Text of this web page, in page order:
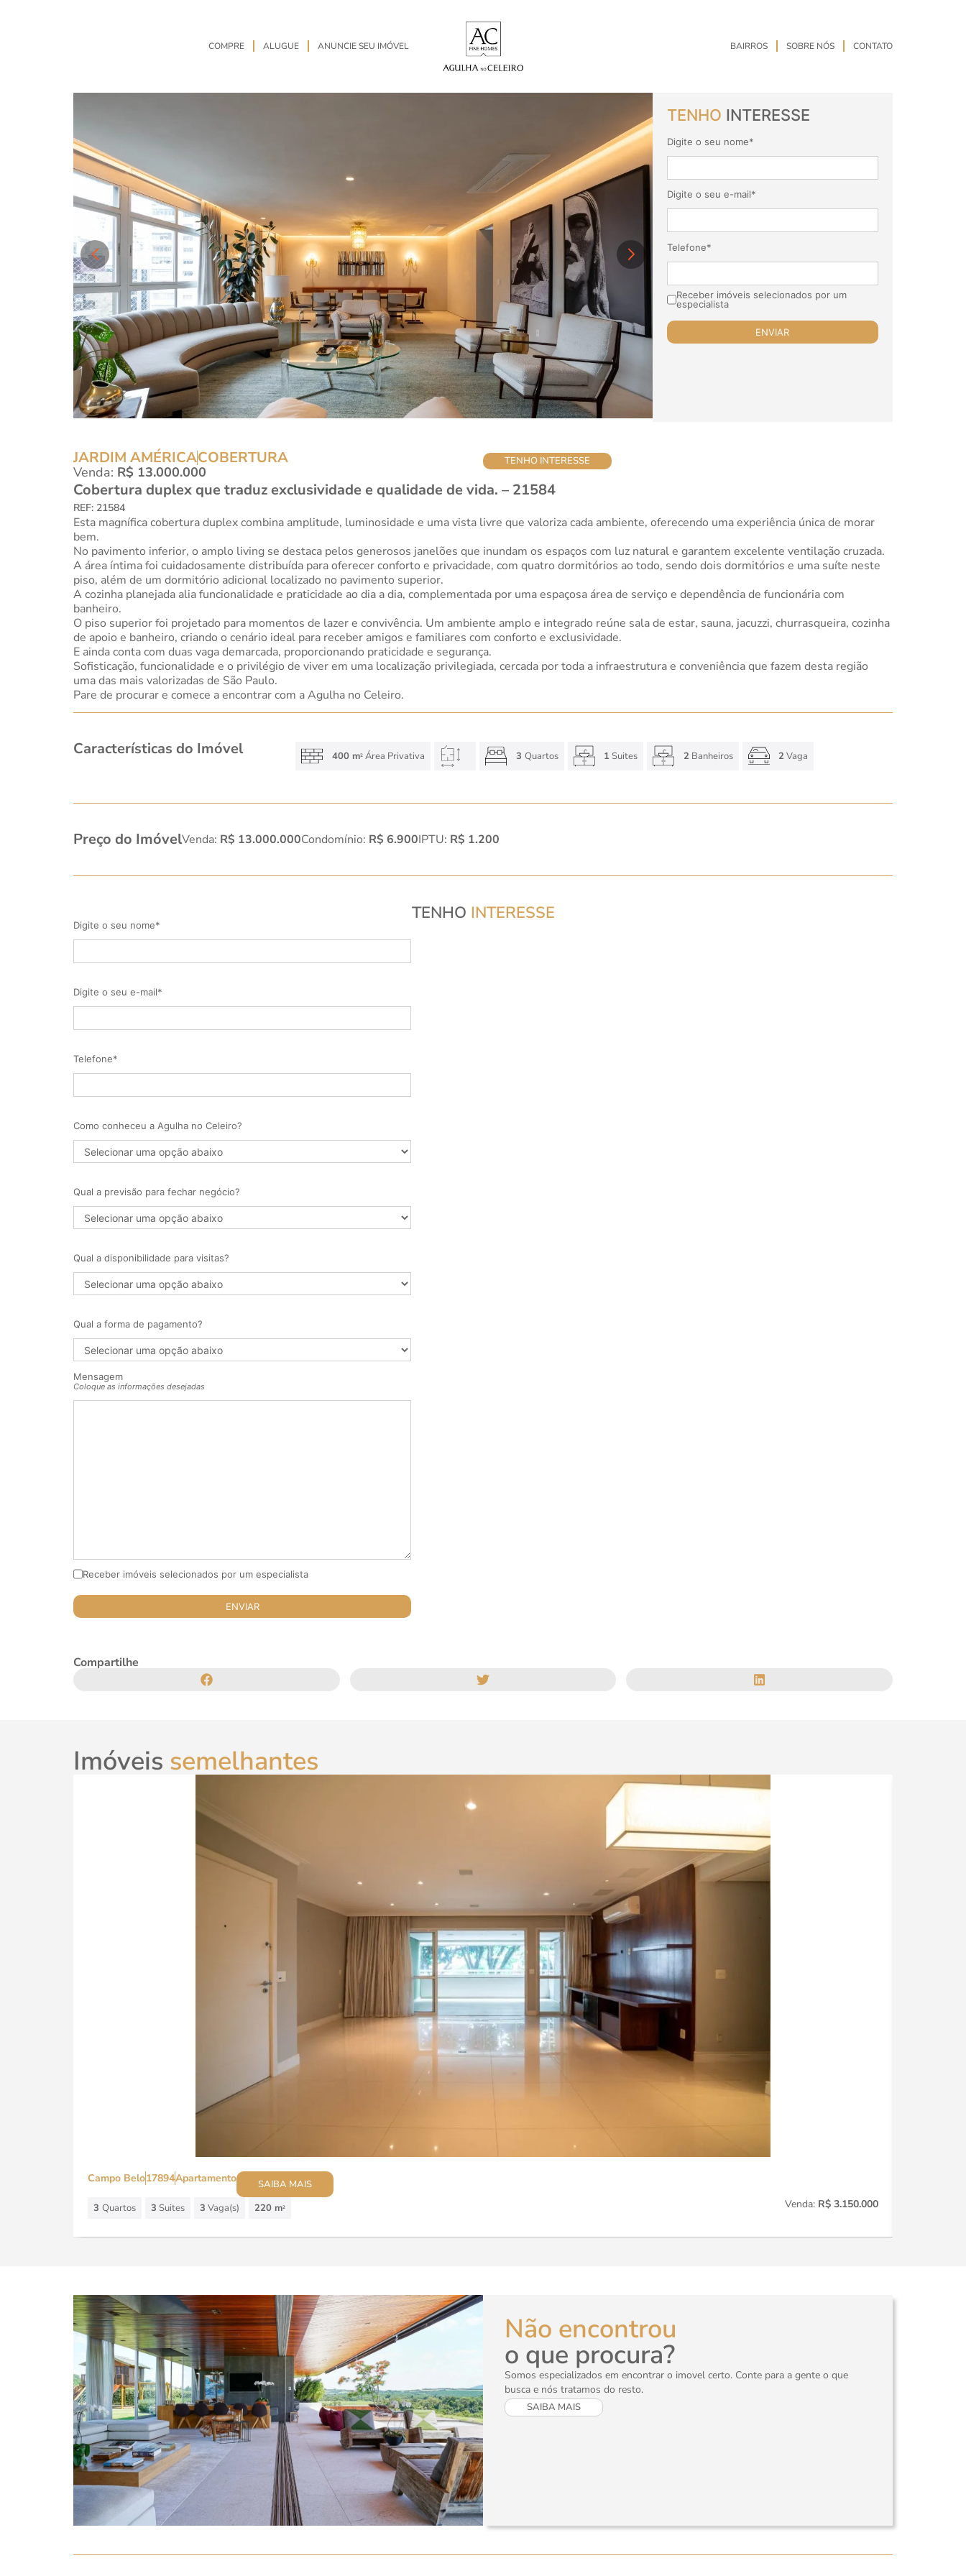
COMPRE ALUGUE ANUNCIE SEU IMÓVEL BAIRROS SOBRE NÓS CONTATO
TENHO INTERESSE
Digite o seu nome*
Digite o seu e-mail*
Telefone*
Receber imóveis selecionados por um
especialista
JARDIM AMÉRICACOBERTURA
Venda: R$ 13.000.000
TENHO INTERESSE
Cobertura duplex que traduz exclusividade e qualidade de vida. – 21584
REF: 21584
Esta magnífica cobertura duplex combina amplitude, luminosidade e uma vista livre que valoriza cada ambiente, oferecendo uma experiência única de morar
bem.
No pavimento inferior, o amplo living se destaca pelos generosos janelões que inundam os espaços com luz natural e garantem excelente ventilação cruzada.
A área íntima foi cuidadosamente distribuída para oferecer conforto e privacidade, com quatro dormitórios ao todo, sendo dois dormitórios e uma suíte neste
piso, além de um dormitório adicional localizado no pavimento superior.
A cozinha planejada alia funcionalidade e praticidade ao dia a dia, complementada por uma espaçosa área de serviço e dependência de funcionária com
banheiro.
O piso superior foi projetado para momentos de lazer e convivência. Um ambiente amplo e integrado reúne sala de estar, sauna, jacuzzi, churrasqueira, cozinha
de apoio e banheiro, criando o cenário ideal para receber amigos e familiares com conforto e exclusividade.
E ainda conta com duas vaga demarcada, proporcionando praticidade e segurança.
Sofisticação, funcionalidade e o privilégio de viver em uma localização privilegiada, cercada por toda a infraestrutura e conveniência que fazem desta região
uma das mais valorizadas de São Paulo.
Pare de procurar e comece a encontrar com a Agulha no Celeiro.
Características do Imóvel 400 m2Área Privativa 3 Quartos 1 Suites 2 Banheiros 2 Vaga
Preço do ImóvelVenda: R$ 13.000.000Condomínio: R$ 6.900IPTU: R$ 1.200
TENHO INTERESSE
Digite o seu nome*
Digite o seu e-mail*
Telefone*
Como conheceu a Agulha no Celeiro?
Qual a previsão para fechar negócio?
Qual a disponibilidade para visitas?
Qual a forma de pagamento?
Mensagem
Coloque as informações desejadas
Receber imóveis selecionados por um especialista
Compartilhe
Imóveis semelhantes
Campo Belo17894Apartamento
SAIBA MAIS
3 Quartos 3 Suites 3 Vaga(s) 220 m2 Venda: R$ 3.150.000
Não encontrou
o que procura?
Somos especializados em encontrar o imovel certo. Conte para a gente o que
busca e nós tratamos do resto.
SAIBA MAIS